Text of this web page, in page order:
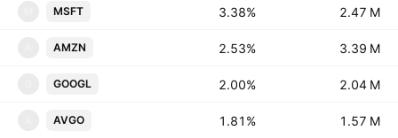
MSFT 3.38% ‪‪2.47 M‬‬
AMZN 2.53% ‪‪3.39 M‬‬
GOOGL 2.00% ‪‪2.04 M‬‬
AVGO 1.81% ‪‪1.57 M‬‬